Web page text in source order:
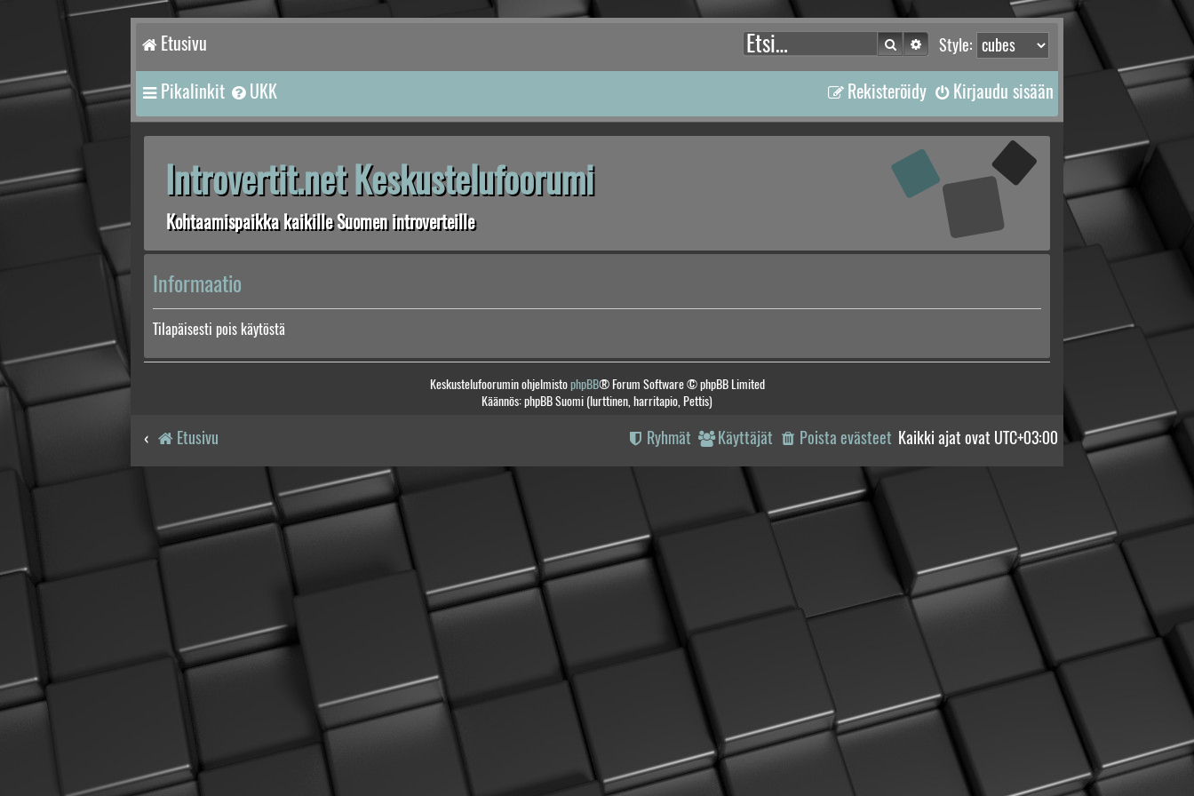
Etusivu Style:
Etsi Tarkennettu haku
Pikalinkit UKK Kirjaudu sisään
Rekisteröidy
Introvertit.net Keskustelufoorumi
Kohtaamispaikka kaikille Suomen introverteille
Informaatio
Tilapäisesti pois käytöstä
Keskustelufoorumin ohjelmistophpBB® Forum Software © phpBB Limited
Käännös: phpBB Suomi (lurttinen, harritapio, Pettis)
Etusivu Kaikki ajat ovat UTC+03:00
Poista evästeet
Käyttäjät
Ryhmät